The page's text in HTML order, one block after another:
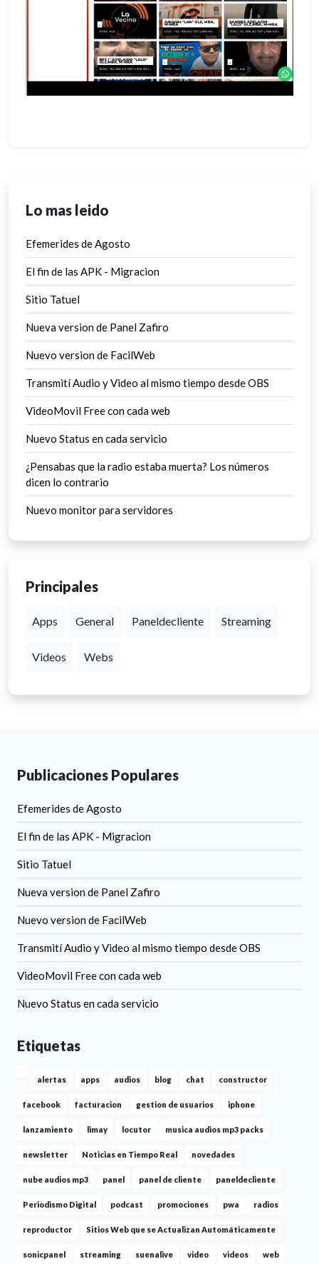
Lo mas leido
Efemerides de Agosto
El fin de las APK - Migracion
Sitio Tatuel
Nueva version de Panel Zafiro
Nuevo version de FacilWeb
Transmití Audio y Video al mismo tiempo desde OBS
VideoMovil Free con cada web
Nuevo Status en cada servicio
¿Pensabas que la radio estaba muerta? Los números
dicen lo contrario
Nuevo monitor para servidores
Principales
Apps General Paneldecliente Streaming
Videos Webs
Publicaciones Populares
Efemerides de Agosto
El fin de las APK - Migracion
Sitio Tatuel
Nueva version de Panel Zafiro
Nuevo version de FacilWeb
Transmití Audio y Video al mismo tiempo desde OBS
VideoMovil Free con cada web
Nuevo Status en cada servicio
Etiquetas
alertas apps audios blog chat constructor
facebook facturacion gestion de usuarios iphone
lanzamiento limay locutor musica audios mp3 packs
newsletter Noticias en Tiempo Real novedades
nube audios mp3 panel panel de cliente paneldecliente
Periodismo Digital podcast promociones pwa radios
reproductor Sitios Web que se Actualizan Automáticamente
sonicpanel streaming suenalive video videos web